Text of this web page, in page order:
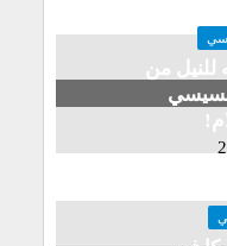
للنيل من